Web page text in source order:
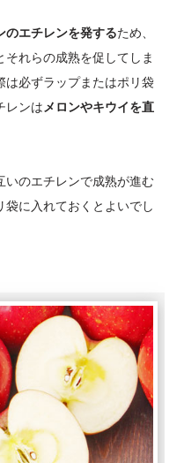
のエチレンを発するため、
れらの成熟を促してしま
は必ずラップまたはポリ袋
レンはメロンやキウイを直
いのエチレンで成熟が進む
に入れておくとよいでし